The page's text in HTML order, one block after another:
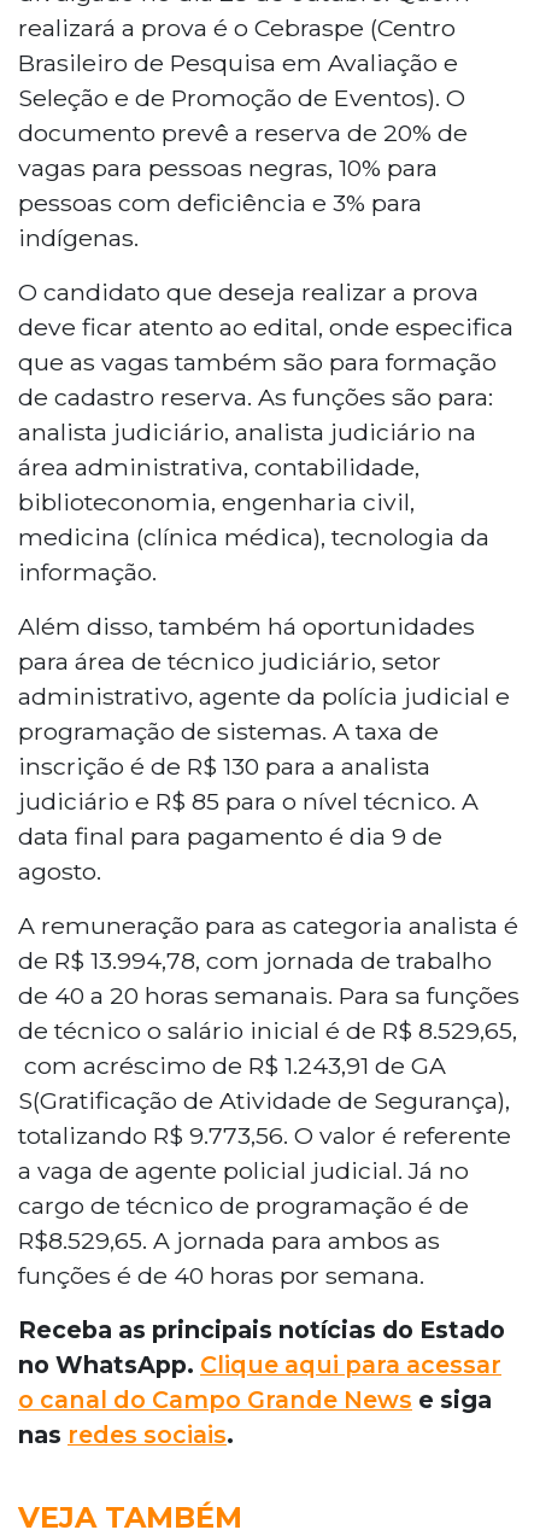
realizará a prova é o Cebraspe (Centro
Brasileiro de Pesquisa em Avaliação e
Seleção e de Promoção de Eventos). O
documento prevê a reserva de 20% de
vagas para pessoas negras, 10% para
pessoas com deficiência e 3% para
indígenas.
O candidato que deseja realizar a prova
deve ficar atento ao edital, onde especifica
que as vagas também são para formação
de cadastro reserva. As funções são para:
analista judiciário, analista judiciário na
área administrativa, contabilidade,
biblioteconomia, engenharia civil,
medicina (clínica médica), tecnologia da
informação.
Além disso, também há oportunidades
para área de técnico judiciário, setor
administrativo, agente da polícia judicial e
programação de sistemas. A taxa de
inscrição é de R$ 130 para a analista
judiciário e R$ 85 para o nível técnico. A
data final para pagamento é dia 9 de
agosto.
A remuneração para as categoria analista é
de R$ 13.994,78, com jornada de trabalho
de 40 a 20 horas semanais. Para sa funções
de técnico o salário inicial é de R$ 8.529,65,
com acréscimo de R$ 1.243,91 de GA
S(Gratificação de Atividade de Segurança),
totalizando R$ 9.773,56. O valor é referente
a vaga de agente policial judicial. Já no
cargo de técnico de programação é de
R$8.529,65. A jornada para ambos as
funções é de 40 horas por semana.
Receba as principais notícias do Estado
no WhatsApp. Clique aqui para acessar
o canal do Campo Grande News e siga
nas redes sociais.
VEJA TAMBÉM